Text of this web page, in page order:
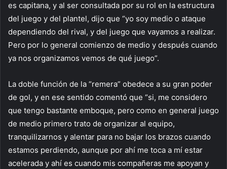
es capitana, y al ser consultada por su rol en la estructura
del juego y del plantel, dijo que “yo soy medio o ataque
dependiendo del rival, y del juego que vayamos a realizar.
Pero por lo general comienzo de medio y después cuando
ya nos organizamos vemos de qué juego”.
La doble función de la “remera” obedece a su gran poder
de gol, y en ese sentido comentó que “si, me considero
que tengo bastante emboque, pero como en general juego
de medio primero trato de organizar al equipo,
tranquilizarnos y alentar para no bajar los brazos cuando
estamos perdiendo, aunque por ahí me toca a mí estar
acelerada y ahí es cuando mis compañeras me apoyan y